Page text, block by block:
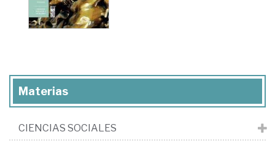
Materias
CIENCIAS SOCIALES